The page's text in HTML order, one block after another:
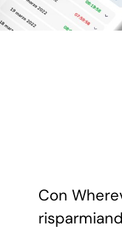
Con